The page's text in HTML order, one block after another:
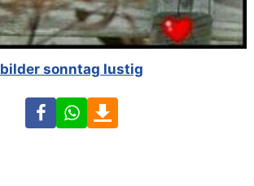
bilder sonntag lustig
FacebookWhatsApp